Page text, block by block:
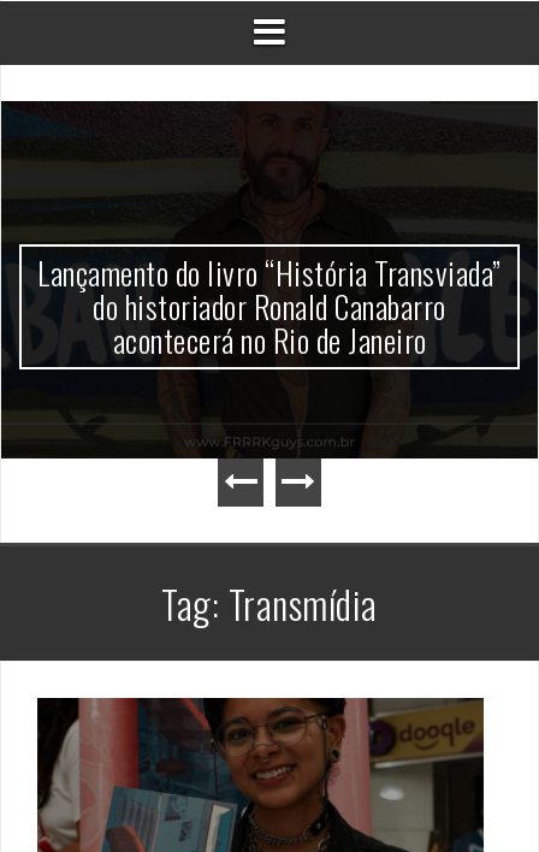
Lançamento do livro “História Transviada”
do historiador Ronald Canabarro
acontecerá no Rio de Janeiro
Tag: Transmídia